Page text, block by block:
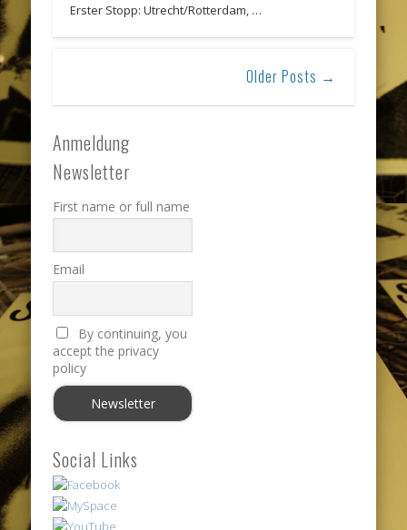
Erster Stopp: Utrecht/Rotterdam, …
Older Posts →
Anmeldung
Newsletter
First name or full name
Email
By continuing, you
accept the privacy
policy
Social Links